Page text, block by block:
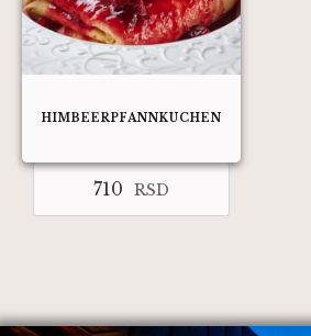
HIMBEERPFANNKUCHEN
710 RSD